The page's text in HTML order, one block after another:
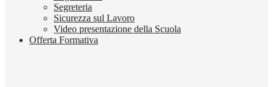
Segreteria
Sicurezza sul Lavoro
Video presentazione della Scuola
Offerta Formativa